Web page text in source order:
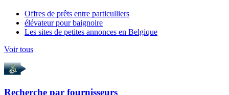
Offres de prêts entre particulliers
élévateur pour baignoire
Les sites de petites annonces en Belgique
Voir tous
Recherche par fournisseurs